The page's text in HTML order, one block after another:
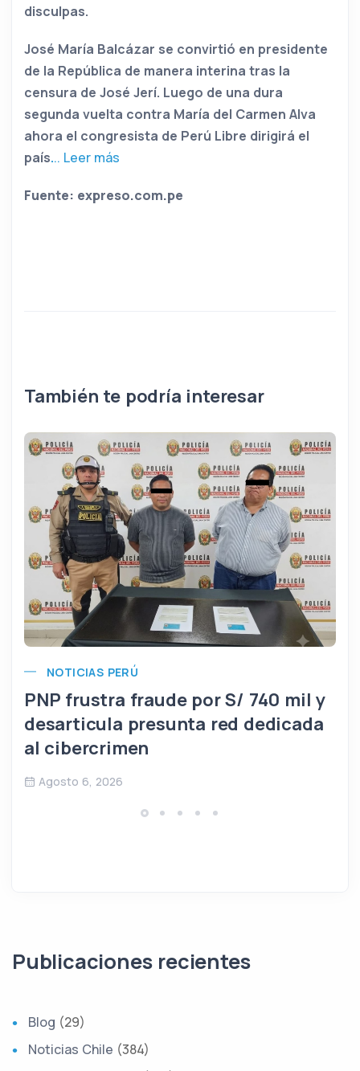
disculpas.
José María Balcázar se convirtió en presidente
de la República de manera interina tras la
censura de José Jerí. Luego de una dura
segunda vuelta contra María del Carmen Alva
ahora el congresista de Perú Libre dirigirá el
país... Leer más
Fuente: expreso.com.pe
También te podría interesar
NOTICIAS PERÚ
PNP frustra fraude por S/ 740 mil y
desarticula presunta red dedicada
al cibercrimen
Agosto 6, 2026
Publicaciones recientes
Blog (29)
Noticias Chile (384)